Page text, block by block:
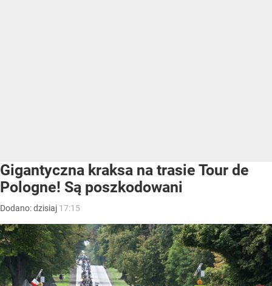
Gigantyczna kraksa na trasie Tour de
Pologne! Są poszkodowani
Dodano:dzisiaj 17:15